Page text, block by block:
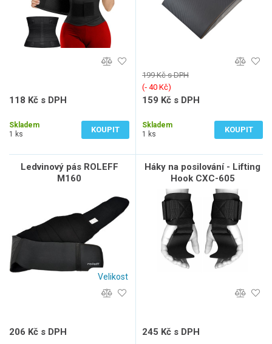
118 Kč s DPH
Skladem
1 ks
KOUPIT
199 Kč s DPH
(‐ 40 Kč)
159 Kč s DPH
Skladem
1 ks
KOUPIT
Ledvinový pás ROLEFF
M160
Velikost
206 Kč s DPH
Háky na posilování - Lifting
Hook CXC-605
245 Kč s DPH